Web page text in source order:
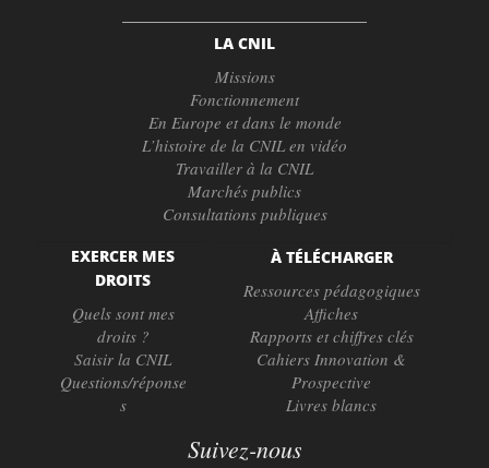
LA CNIL
Missions
Fonctionnement
En Europe et dans le monde
L’histoire de la CNIL en vidéo
Travailler à la CNIL
Marchés publics
Consultations publiques
EXERCER MES
DROITS
Quels sont mes
droits ?
Saisir la CNIL
Questions/réponse
s
À TÉLÉCHARGER
Ressources pédagogiques
Affiches
Rapports et chiffres clés
Cahiers Innovation &
Prospective
Livres blancs
Suivez-nous